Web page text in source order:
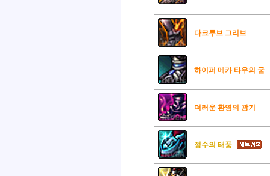
다크루브 그리브
하이퍼 메카 타우의 굽
더러운 환영의 광기
정수의 태풍